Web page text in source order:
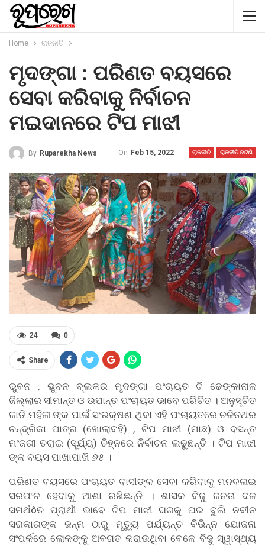
Home ରାଜନୀତି
ମୃଦଙ୍ଗା : ପରିଣତ ବୟସରେ
ସେବା କରିବାକୁ ନିର୍ବାଚନ
ମଇଦାନରେ ଟିପ ମାଝୀ
ରାଜନୀତି ରାଜନୀତି ଚଟଣି
By Ruparekha News On Feb 15, 2022
0
24
Share
ଭୁବନ : ଭୁବନ ବ୍ଲକର ମୃଦଙ୍ଗା ପଂଚାୟତ ଟି ଢେଙ୍କାନାଳ
ଜିଲ୍ଲାର ସୀମାନ୍ତ ଓ ଉପାନ୍ତ ପଂଚାୟତ ଭାବେ ପରିଚିତ । ଅନୁସୂଚିତ
ଜାତି ମହିଳା ଙ୍କ ପାଇଁ ସଂରକ୍ଷଣ ଥିବା ଏହି ପଂଚାୟତରେ ଚଳିତଥର
ଚନ୍ଦ୍ରିକା ପାତ୍ର (ଖୋଲାବହି) , ଟିପ ମାଝୀ (ମାଛ) ଓ ବସନ୍ତ
ମଂଜରୀ ତରାଇ (ସୂର୍ଯ୍ୟ) ଚିହ୍ନରେ ନିର୍ବାଚନ ଲଢୁଛନ୍ତି । ଟିପ ମାଝୀ
ଙ୍କ ବୟସ ପାଖାପାଖି ୬୫ ।
ପରିଣତ ବୟସରେ ପଂଚାୟତ ବାସୀଙ୍କ ସେବା କରିବାକୁ ମନବଳାଇ
ସରପଂଚ ହେବାକୁ ଆଶା ରଖିଛନ୍ତି । ଶାସକ ବିଜୁ ଜନତା ଦଳ
ସମର୍ଥôତ ପ୍ରାର୍ଥୀ ଭାବେ ଟିପ ମାଝୀ ଘରକୁ ଘର ବୁଲି ନବୀନ
ସରକାରଙ୍କ ଜନ୍ମ ଠାରୁ ମୃତ୍ୟୁ ପର୍ଯ୍ୟନ୍ତ ବିଭିନ୍ନ ଯୋଜନା
ସଂପର୍କରେ ଲୋକଙ୍କୁ ଅବଗତ କରାଉଥିବା ବେଳେ ବିଜୁ ସ୍ୱାସ୍ଥ୍ୟ